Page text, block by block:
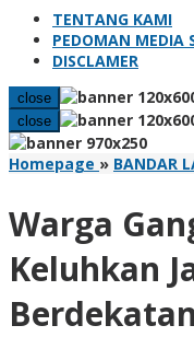
TENTANG KAMI
PEDOMAN MEDIA
DISCLAMER
close
close
Homepage » BANDAR
Warga
Keluhkan